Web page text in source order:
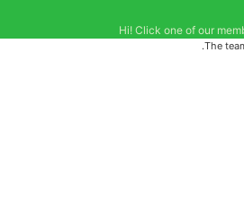
Hi! Click one of our
The